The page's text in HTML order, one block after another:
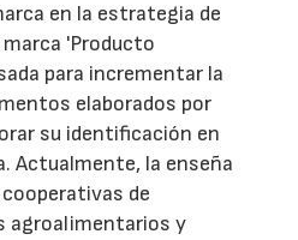
en la estrategia de
'Producto
para incrementar la
elaborados por
su identificación en
Actualmente, la enseña
de
agroalimentarios y